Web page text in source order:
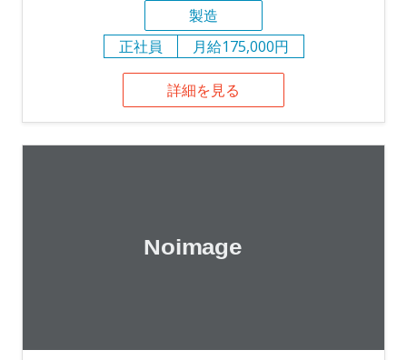
製造
正社員
月給175,000円
詳細を見る